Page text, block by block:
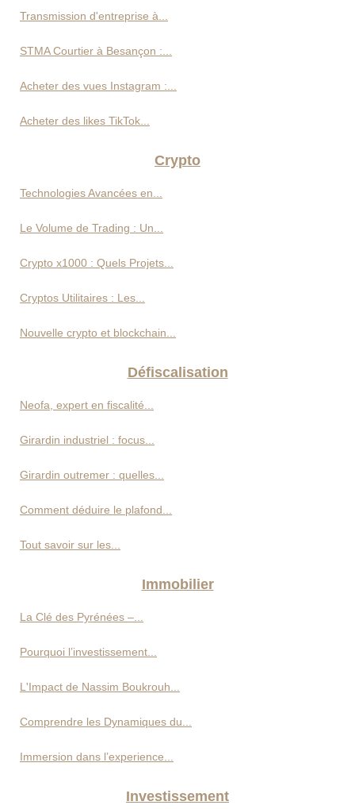
Transmission d'entreprise à...
STMA Courtier à Besançon :...
Acheter des vues Instagram :...
Acheter des likes TikTok...
Crypto
Technologies Avancées en...
Le Volume de Trading : Un...
Crypto x1000 : Quels Projets...
Cryptos Utilitaires : Les...
Nouvelle crypto et blockchain...
Défiscalisation
Neofa, expert en fiscalité...
Girardin industriel : focus...
Girardin outremer : quelles...
Comment déduire le plafond...
Tout savoir sur les...
Immobilier
La Clé des Pyrénées –...
Pourquoi l’investissement...
L'Impact de Nassim Boukrouh...
Comprendre les Dynamiques du...
Immersion dans l’experience...
Investissement